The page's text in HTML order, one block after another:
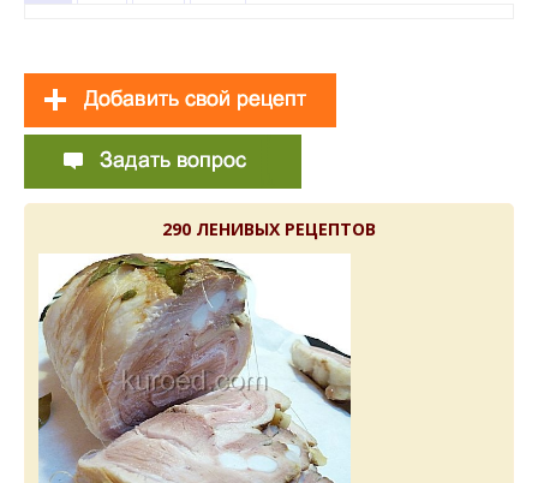
290 ЛЕНИВЫХ РЕЦЕПТОВ